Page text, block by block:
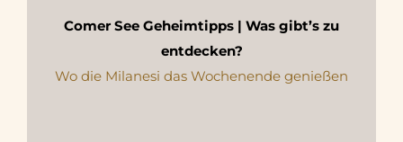
Comer See Geheimtipps | Was gibt’s zu
entdecken?
Wo die Milanesi das Wochenende genießen